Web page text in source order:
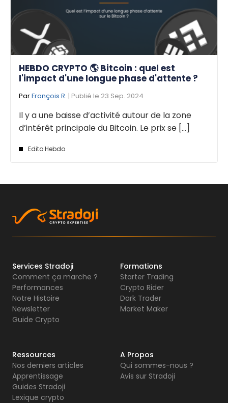
HEBDO CRYPTO 🌎 Bitcoin : quel est
l'impact d'une longue phase d'attente ?
ParFrançois R. | Publié le 23 Sep. 2024
Il y a une baisse d’activité autour de la zone
d’intérêt principale du Bitcoin. Le prix se [...]
Edito Hebdo
Services Stradoji
Comment ça marche ?
Performances
Notre Histoire
Newsletter
Guide Crypto
Formations
Starter Trading
Crypto Rider
Dark Trader
Market Maker
Ressources
Nos derniers articles
Apprentissage
Guides Stradoji
Lexique crypto
A Propos
Qui sommes-nous ?
Avis sur Stradoji